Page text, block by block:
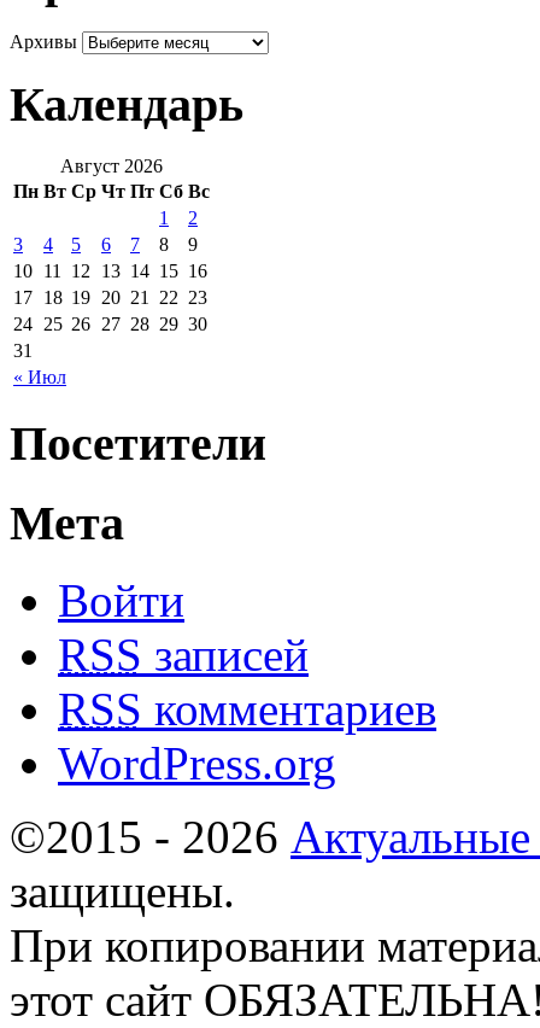
Архивы
Календарь
Август 2026
Пн Вт Ср Чт Пт Сб Вс
« Июл
1
2
3
4 5 6 7 8
9
10 11 12 13 14 15 16
17 18 19 20 21 22 23
24 25 26 27 28 29 30
31
Посетители
Мета
Войти
RSS записей
RSS комментариев
WordPress.org
©2015 - 2026
защищены.
При копировании
этот сайт